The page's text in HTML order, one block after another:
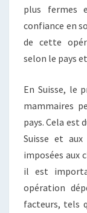
plus fermes
confiance en
de cette
selon le pays
En Suisse, le
mammaires
pays. Cela est
Suisse et
imposées aux
il est
opération
facteurs, tels